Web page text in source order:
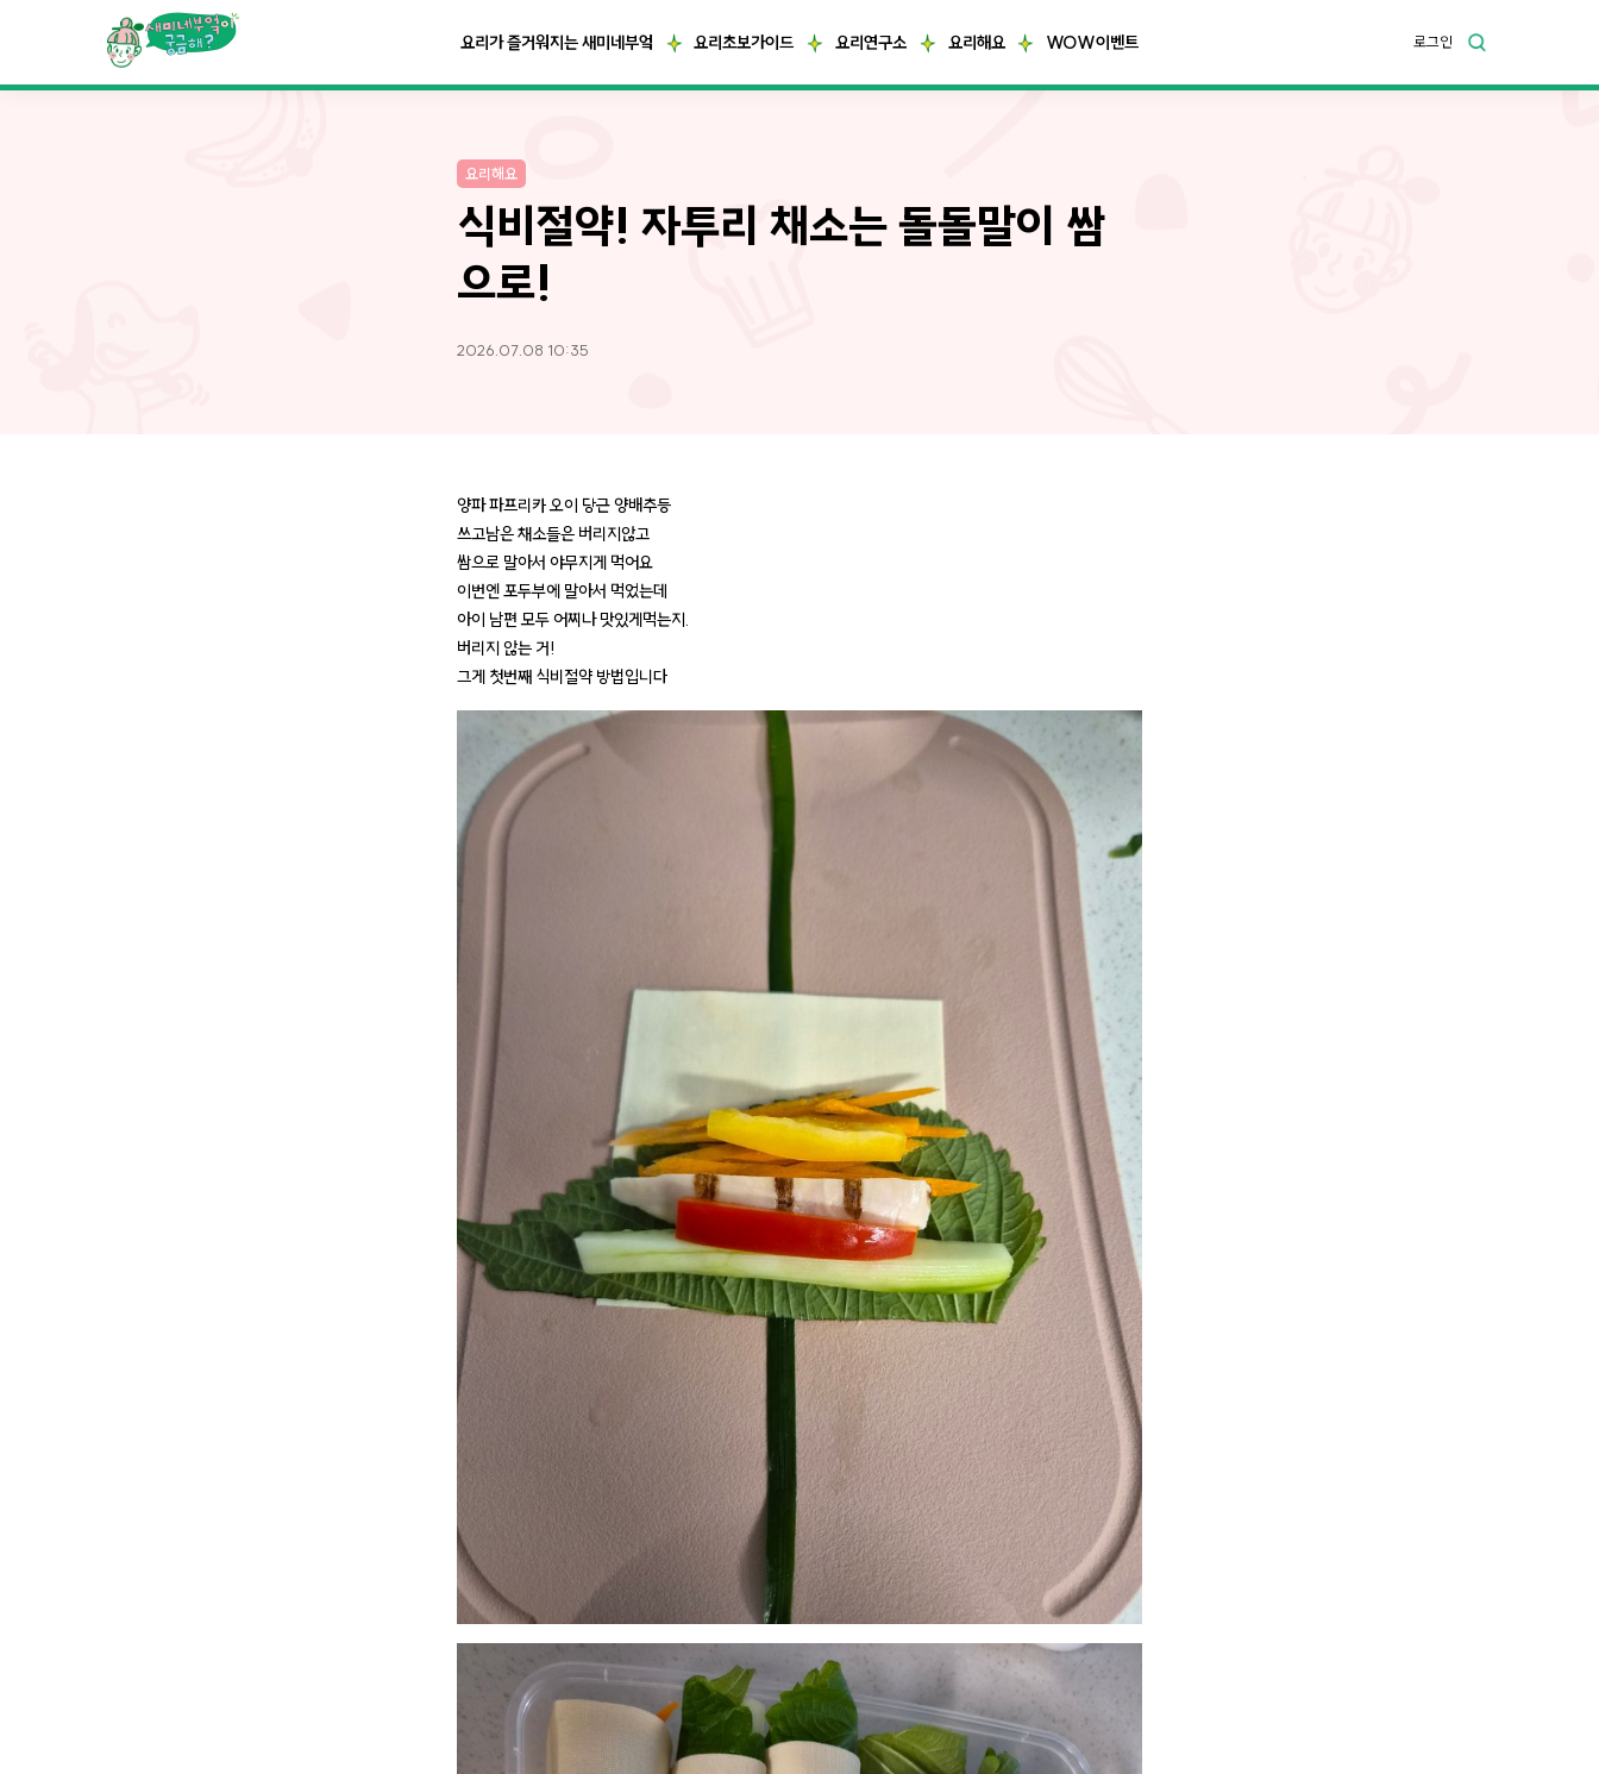
요리가 즐거워지는 새미네부엌 요리초보가이드 요리연구소 요리해요 WOW이벤트 로그인
요리해요
식비절약! 자투리 채소는 돌돌말이 쌈
으로!
2026.07.08 10:35
양파 파프리카 오이 당근 양배추등
쓰고남은 채소들은 버리지않고
쌈으로 말아서 야무지게 먹어요
이번엔 포두부에 말아서 먹었는데
아이 남편 모두 어찌나 맛있게먹는지.
버리지 않는 거!
그게 첫번째 식비절약 방법입니다